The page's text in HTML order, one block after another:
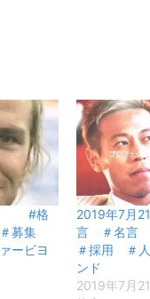
言 #格
募集
ービヨ
2019年7
言 ＃名言
＃採用 ＃
ンド
2019年7月